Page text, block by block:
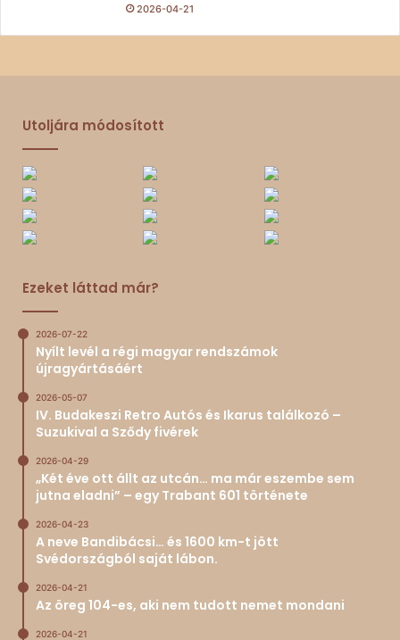
2026-04-21
Utoljára módosított
Ezeket láttad már?
2026-07-22
Nyílt levél a régi magyar rendszámok
újragyártásáért
2026-05-07
IV. Budakeszi Retro Autós és Ikarus találkozó –
Suzukival a Sződy fivérek
2026-04-29
„Két éve ott állt az utcán… ma már eszembe sem
jutna eladni” – egy Trabant 601 története
2026-04-23
A neve Bandibácsi… és 1600 km-t jött
Svédországból saját lábon.
2026-04-21
Az öreg 104-es, aki nem tudott nemet mondani
2026-04-21